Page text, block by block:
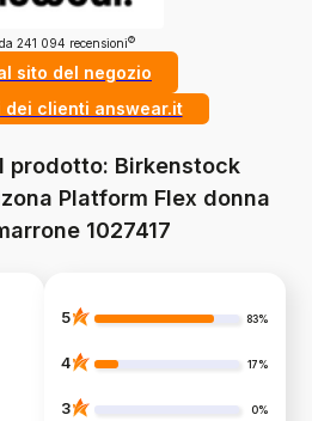
da 241 094 recensioni ?
sito del negozio
dei clienti answear.it
prodotto: Birkenstock
Platform Flex donna
1027417
5 83%
4 17%
3 0%